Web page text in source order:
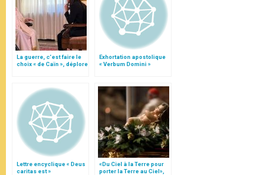
La guerre, c’est faire le
choix « de Caïn », déplore
Exhortation apostolique
« Verbum Domini »
Lettre encyclique « Deus
caritas est »
«Du Ciel à la Terre pour
porter la Terre au Ciel»,